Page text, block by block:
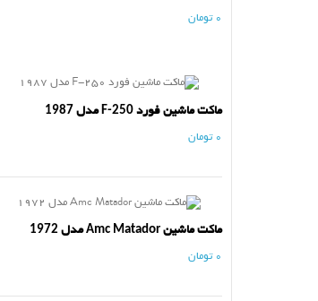
0 تومان
ماکت ماشین فورد F-250 مدل 1987
0 تومان
ماکت ماشین Amc Matador مدل 1972
0 تومان